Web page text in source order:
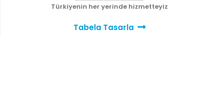
Türkiyenin her yerinde hizmetteyiz
Tabela Tasarla